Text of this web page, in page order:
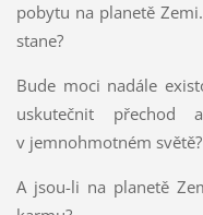
pobytu na planetě
stane?
Bude moci nadále
uskutečnit přechod
v jemnohmotném světě?
A jsou-li na planetě